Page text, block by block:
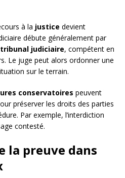
à la justice devient
débute généralement par
tribunal judiciaire, compétent en
Le juge peut alors ordonner une
sur le terrain.
conservatoires peuvent
préserver les droits des parties
Par exemple, l’interdiction
contesté.
la preuve dans